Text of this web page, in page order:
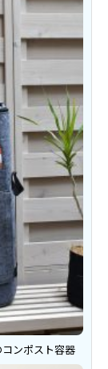
ンポスト容器